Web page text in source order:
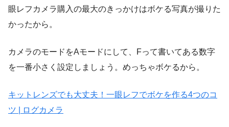
眼レフカメラ購入の最大のきっかけはボケる写真が撮りた
かったから。
カメラのモードをAモードにして、Fって書いてある数字
を一番小さく設定しましょう。めっちゃボケるから。
キットレンズでも大丈夫！一眼レフでボケを作る4つのコ
ツ | ログカメラ